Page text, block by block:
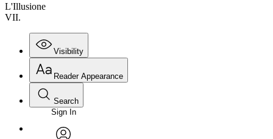
L'Illusione
VII.
Visibility
Reader Appearance
Search
Sign In